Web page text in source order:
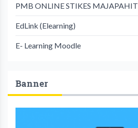
PMB ONLINE STIKES MAJAPAHIT
EdLink (Elearning)
E- Learning Moodle
Banner